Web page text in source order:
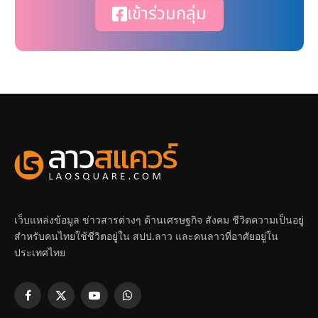
เข้าร่วมกลุ่ม
เว็บแหล่งข้อมูล ข่าวสารต่างๆ ด้านเศรษฐกิจ สังคม ชีวิตความเป็นอยู่
สำหรับคนไทยใช้ชีวิตอยู่ใน สปป.ลาว และคนลาวที่อาศัยอยู่ใน
ประเทศไทย
Facebook
X
YouTubeWhatsApp